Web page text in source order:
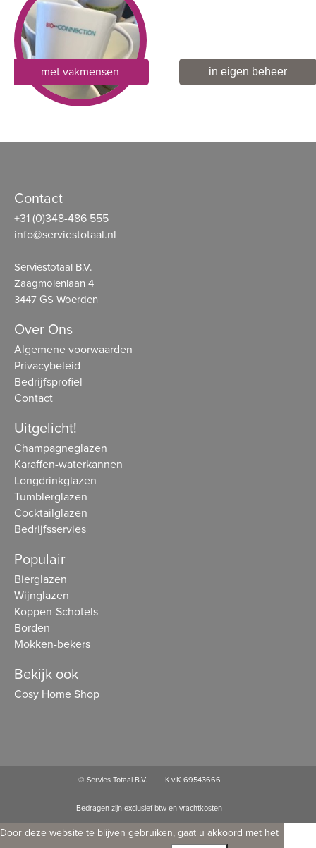
met vakmensen in eigen beheer
Contact
+31 (0)348-486 555
info@serviestotaal.nl
Serviestotaal B.V.
Zaagmolenlaan 4
3447 GS Woerden
Over Ons
Algemene voorwaarden
Privacybeleid
Bedrijfsprofiel
Contact
Uitgelicht!
Champagneglazen
Karaffen-waterkannen
Longdrinkglazen
Tumblerglazen
Cocktailglazen
Bedrijfsservies
Populair
Bierglazen
Wijnglazen
Koppen-Schotels
Borden
Mokken-bekers
Bekijk ook
Cosy Home Shop
© Servies Totaal B.V. K.v.K 69543666
Bedragen zijn exclusief btw en vrachtkosten
Door deze website te blijven gebruiken, gaat u akkoord met het